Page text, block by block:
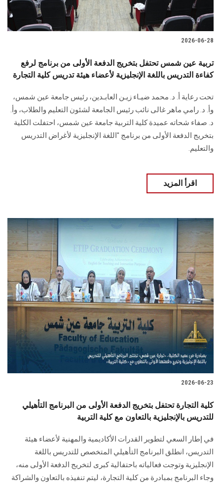
الدراسات العليا
الموظفون
الزائـرون
سجل الان
2026-06-28
تربية عين شمس تحتفل بتخريج الدفعة الأولى من برنامج لرفع
كفاءة التدريس باللغة الإنجليزية لأعضاء هيئة تدريس كلية التجارة
تحت رعاية أ. د. محمد ضيـاء زيـن العابـدين، رئيس جامعة عين شمس،
وأ. د. رامي ماهر غالى نائب رئيس الجامعة لشئون التعليم والطلاب، وأ.
د. صفاء شحاته عميدة كلية التربية جامعة عين شمس، احتفلت الكلية
بتخريج الدفعة الأولى من برنامج "اللغة الإنجليزية لأغراض التدريس
والتعليم.
اقرأ المزيد
2026-06-23
كلية التجارة تحتفل بتخريج الدفعة الأولى من البرنامج التأهيلي
للتدريس بالإنجليزية بالتعاون مع كلية التربية
في إطار السعي لتطوير القدرات الأكاديمية والمهنية لأعضاء هيئة
التدريس، انطلق البرنامج التأهيلي المتخصص للتدريس باللغة
الإنجليزية وتوجت فعالياته باحتفالية كبرى لتخريج الدفعة الأولى منه،
وجاء البرنامج بمبادرة من كلية التجارة، ليتم تنفيذه بالتعاون والشراكة